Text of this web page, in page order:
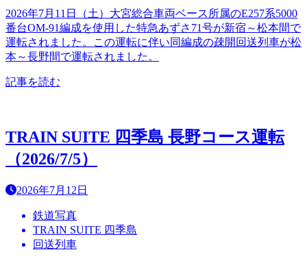
2026年7月11日（土）大宮総合車両ベース所属のE257系5000
番台OM-91編成を使用した特急あずさ71号が新宿～松本間で
運転されました。この運転に伴い同編成の疎開回送列車が松
本～長野間で運転されました。
記事を読む
TRAIN SUITE 四季島 長野コース運転
（2026/7/5）
2026年7月12日
鉄道写真
TRAIN SUITE 四季島
回送列車